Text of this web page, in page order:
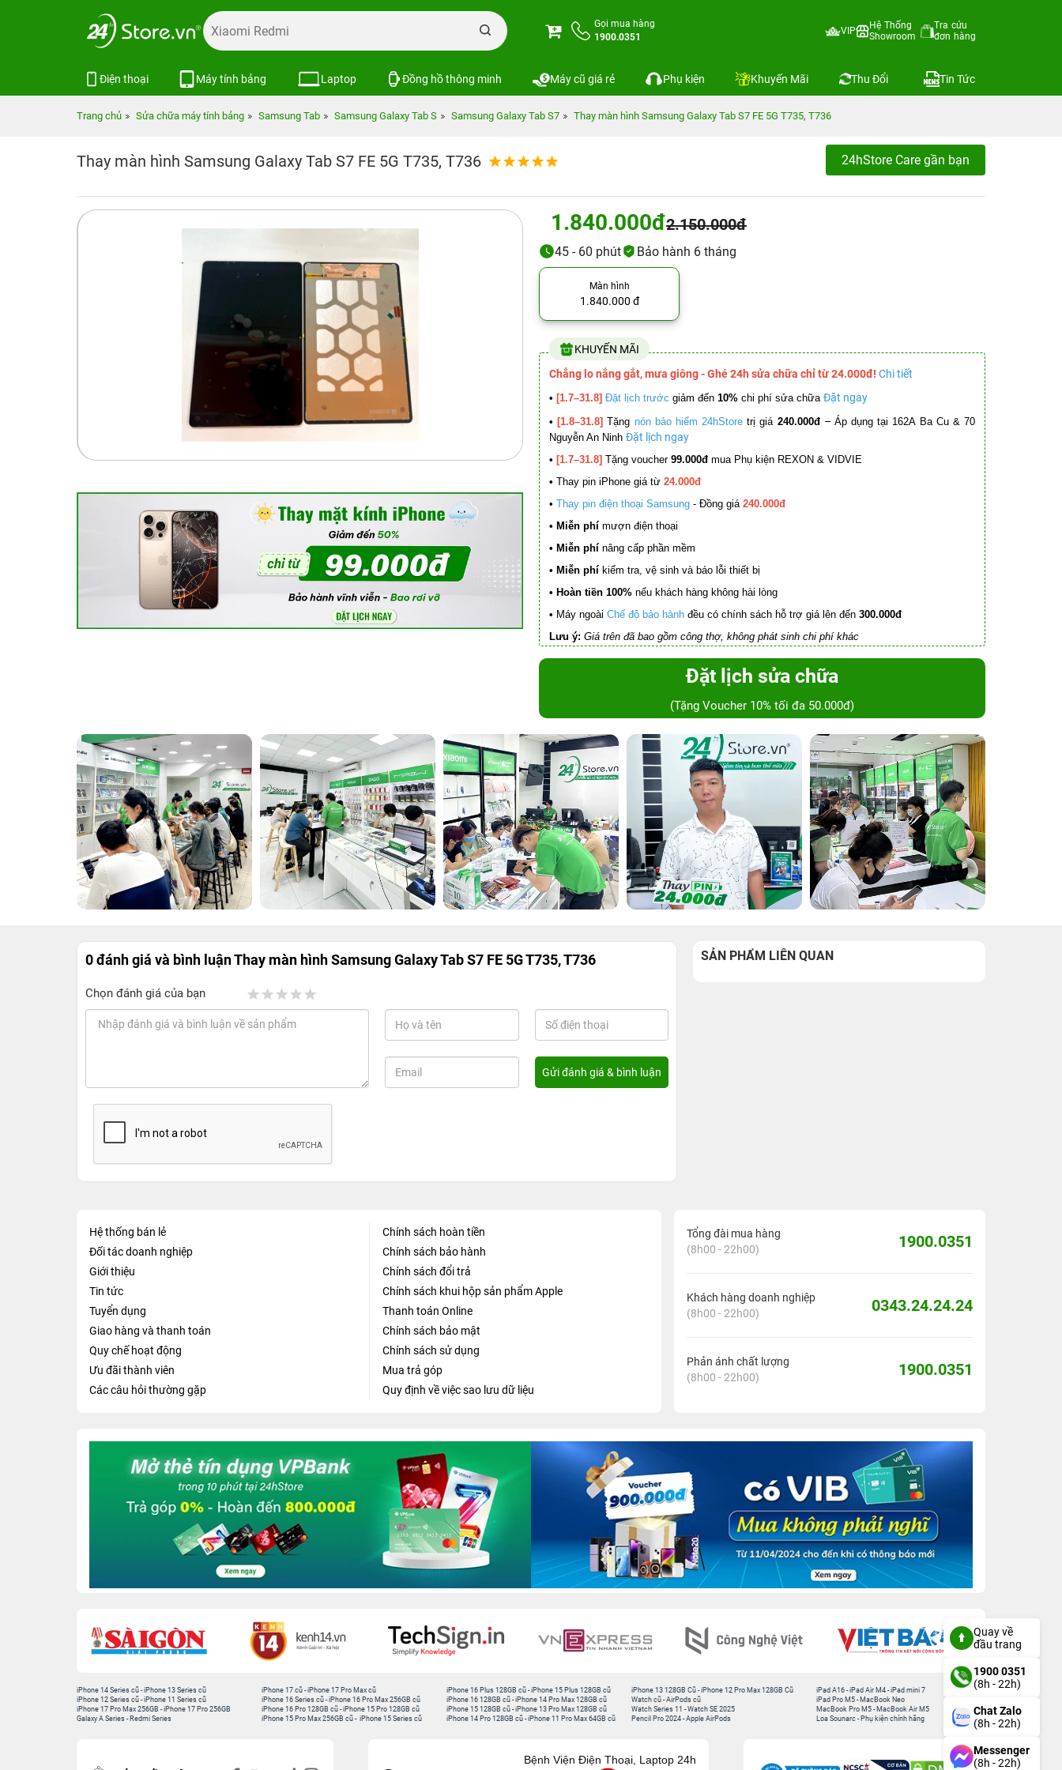
Gọi mua hàng
1900.0351
VIP
Hệ Thống
Showroom
Tra cứu
đơn hàng
Điện thoại Máy tính bảng Laptop Đồng hồ thông minh Máy cũ giá rẻ Phụ kiện Khuyến Mãi Thu Đổi Tin Tức
Trang chủ Sửa chữa máy tính bảng Samsung Tab Samsung Galaxy Tab S Samsung Galaxy Tab S7 Thay màn hình Samsung Galaxy Tab S7 FE 5G T735, T736
Thay màn hình Samsung Galaxy Tab S7 FE 5G T735, T736 24hStore Care gần bạn
1.840.000đ2.150.000đ
45 - 60 phút Bảo hành 6 tháng
Màn hình
1.840.000 đ
KHUYẾN MÃI
Chẳng lo nắng gắt, mưa giông - Ghé 24h sửa chữa chỉ từ 24.000đ! Chi tiết
• [1.7–31.8] Đặt lịch trước giảm đến 10% chi phí sửa chữa Đặt ngay
• [1.8–31.8] Tặng nón bảo hiểm 24hStore trị giá 240.000đ – Áp dụng tại 162A Ba Cu & 70
Nguyễn An Ninh Đặt lịch ngay
• [1.7–31.8] Tặng voucher 99.000đ mua Phụ kiện REXON & VIDVIE
• Thay pin iPhone giá từ 24.000đ
• Thay pin điện thoại Samsung - Đồng giá 240.000đ
• Miễn phí mượn điện thoại
• Miễn phí nâng cấp phần mềm
• Miễn phí kiểm tra, vệ sinh và báo lỗi thiết bị
• Hoàn tiền 100% nếu khách hàng không hài lòng
• Máy ngoài Chế độ bảo hành đều có chính sách hỗ trợ giá lên đến 300.000đ
Lưu ý: Giá trên đã bao gồm công thợ, không phát sinh chi phí khác
Đặt lịch sửa chữa
(Tặng Voucher 10% tối đa 50.000đ)
0 đánh giá và bình luậnThay màn hình Samsung Galaxy Tab S7 FE 5G T735, T736
Chọn đánh giá của bạn
SẢN PHẨM LIÊN QUAN
Hệ thống bán lẻ
Đối tác doanh nghiệp
Giới thiệu
Tin tức
Tuyển dụng
Giao hàng và thanh toán
Quy chế hoạt động
Ưu đãi thành viên
Các câu hỏi thường gặp
Chính sách hoàn tiền
Chính sách bảo hành
Chính sách đổi trả
Chính sách khui hộp sản phẩm Apple
Thanh toán Online
Chính sách bảo mật
Chính sách sử dụng
Mua trả góp
Quy định về việc sao lưu dữ liệu
Tổng đài mua hàng
(8h00 - 22h00)
1900.0351
Khách hàng doanh nghiệp
(8h00 - 22h00)
0343.24.24.24
Phản ánh chất lượng
(8h00 - 22h00)
1900.0351
iPhone 14 Series cũ -iPhone 13 Series cũ
iPhone 12 Series cũ -iPhone 11 Series cũ
iPhone 17 Pro Max 256GB -iPhone 17 Pro 256GB
Galaxy A Series - Redmi Series
iPhone 17 cũ -iPhone 17 Pro Max cũ
iPhone 16 Series cũ - iPhone 16 Pro Max 256GB cũ
iPhone 16 Pro 128GB cũ -iPhone 15 Pro 128GB cũ
iPhone 15 Pro Max 256GB cũ - iPhone 15 Series cũ
iPhone 16 Plus 128GB cũ -iPhone 15 Plus 128GB cũ
iPhone 16 128GB cũ -iPhone 14 Pro Max 128GB cũ
iPhone 15 128GB cũ -iPhone 13 Pro Max 128GB cũ
iPhone 14 Pro 128GB cũ -iPhone 11 Pro Max 64GB cũ
iPhone 13 128GB Cũ -iPhone 12 Pro Max 128GB Cũ
Watch cũ -AirPods cũ
Watch Series 11 -Watch SE 2025
Pencil Pro 2024 -Apple AirPods
iPad A16 -iPad Air M4 -iPad mini 7
iPad Pro M5 - MacBook Neo
MacBook Pro M5 - MacBook Air M5
Loa Sounarc - Phụ kiện chính hãng
Bệnh Viện Điện Thoại, Laptop 24h
Quay về
đầu trang
1900 0351
(8h - 22h)
Chat Zalo
(8h - 22h)
Messenger
(8h - 22h)